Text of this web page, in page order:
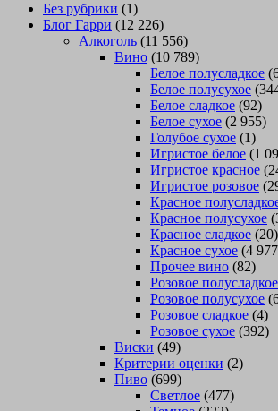
Без рубрики (1)
Блог Гарри (12 226)
Алкоголь (11 556)
Вино (10 789)
Белое полусладкое
Белое полусухое
Белое сладкое (92)
Белое сухое (2 955)
Голубое сухое (1)
Игристое белое (1
Игристое красное
Игристое розовое
Красное
Красное полусухое
Красное сладкое (20)
Красное сухое (4
Прочее вино (82)
Розовое полусладкое
Розовое полусухое
Розовое сладкое (4)
Розовое сухое (392)
Виски (49)
Критерии оценки (2)
Пиво (699)
Светлое (477)